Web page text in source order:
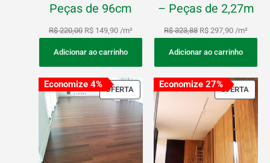
Peças de 96cm
R$220,00 R$149,90/m²
Adicionar ao carrinho
– Peças de 2,27m
R$323,88 R$ 297,90 /m²
Adicionar ao carrinho
OFERTA PRODUTO
EM
PROMOÇÃO
Economize 4% OFERTA
EM
Economize 27%